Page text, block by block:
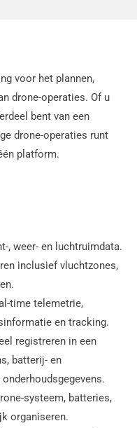
voor het plannen,
drone-operaties. Of u
bent van een
drone-operaties runt
platform.
, weer- en luchtruimdata.
inclusief vluchtzones,
time telemetrie,
en tracking.
registreren in een
batterij- en
systeem, batteries,
organiseren.